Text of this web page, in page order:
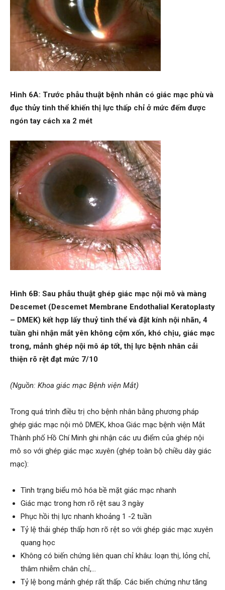
Hình 6A: Trước phẫu thuật bệnh nhân có giác mạc phù và
đục thủy tinh thể khiến thị lực thấp chỉ ở mức đếm được
ngón tay cách xa 2 mét
Hình 6B: Sau phẫu thuật ghép giác mạc nội mô và màng
Descemet (Descemet Membrane Endothalial Keratoplasty
– DMEK) kết hợp lấy thuỷ tinh thể và đặt kính nội nhãn, 4
tuần ghi nhận mắt yên không cộm xốn, khó chịu, giác mạc
trong, mảnh ghép nội mô áp tốt, thị lực bệnh nhân cải
thiện rõ rệt đạt mức 7/10
(Nguồn: Khoa giác mạc Bệnh viện Mắt)
Trong quá trình điều trị cho bệnh nhân bằng phương pháp
ghép giác mạc nội mô DMEK, khoa Giác mạc bệnh viện Mắt
Thành phố Hồ Chí Minh ghi nhận các ưu điểm của ghép nội
mô so với ghép giác mạc xuyên (ghép toàn bộ chiều dày giác
mạc):
Tình trạng biểu mô hóa bề mặt giác mạc nhanh
Giác mạc trong hơn rõ rệt sau 3 ngày
Phục hồi thị lực nhanh khoảng 1 -2 tuần
Tỷ lệ thải ghép thấp hơn rõ rệt so với ghép giác mạc xuyên
quang học
Không có biến chứng liên quan chỉ khâu: loạn thị, lỏng chỉ,
thâm nhiễm chân chỉ,…
Tỷ lệ bong mảnh ghép rất thấp. Các biến chứng như tăng